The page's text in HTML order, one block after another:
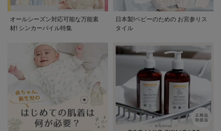
オールシーズン対応可能な万能素
材! シンカーパイル特集
日本製!ベビーのための お宮参りス
タイル